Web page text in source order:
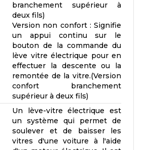
branchement supérieur à
deux fils)
Version non confort : Signifie
un appui continu sur le
bouton de la commande du
lève vitre électrique pour en
effectuer la descente ou la
remontée de la vitre.(Version
confort branchement
supérieur à deux fils)
Un lève-vitre électrique est
un système qui permet de
soulever et de baisser les
vitres d'une voiture à l'aide